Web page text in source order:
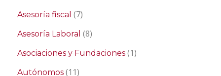
Asesoría fiscal (7)
Asesoría Laboral (8)
Asociaciones y Fundaciones (1)
Autónomos (11)